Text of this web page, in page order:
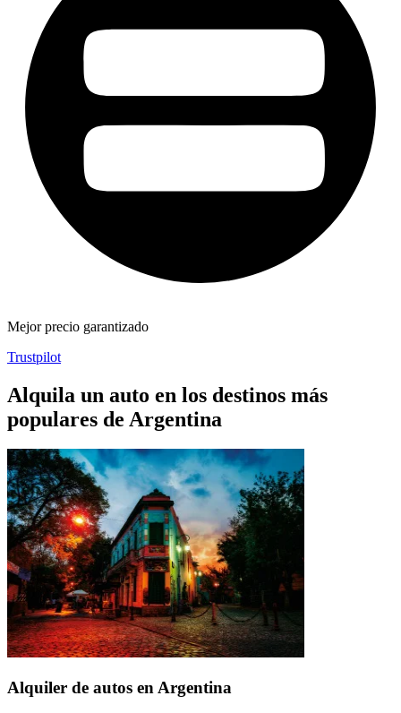
Mejor precio garantizado
Trustpilot
Alquila un auto en los destinos más
populares de Argentina
Alquiler de autos en Argentina